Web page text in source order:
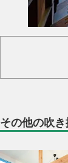
その他の吹